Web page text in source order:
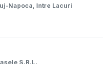
Napoca, Intre Lacuri
S.R.L.